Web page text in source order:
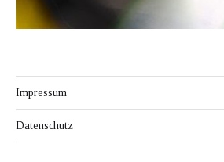
Impressum
Datenschutz